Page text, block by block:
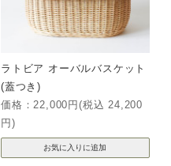
ラトビア オーバルバスケット
(蓋つき)
価格：22,000円(税込 24,200
円)